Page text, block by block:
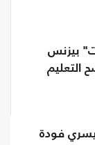
بيزنس
التعليم
يسري فودة